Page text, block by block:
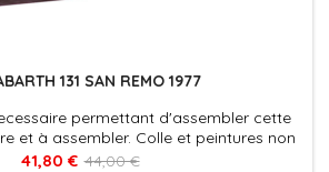
131 SAN REMO 1977
permettant d'assembler cette
et à assembler. Colle et peintures non
incluses.
41,80 € 44,00 €